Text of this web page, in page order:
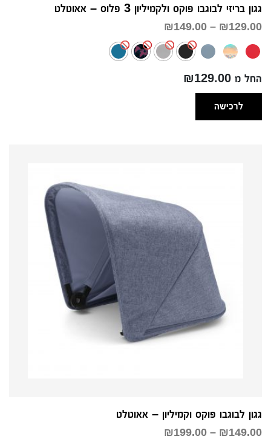
גגון בריזי לבוגבו פוקס ולקמיליון 3 פלוס – אאוטלט
₪129.00
–
₪149.00
עד
החל מ ₪129.00
לרכישה
גגון לבוגבו פוקס וקמיליון – אאוטלט
₪149.00
–
₪199.00